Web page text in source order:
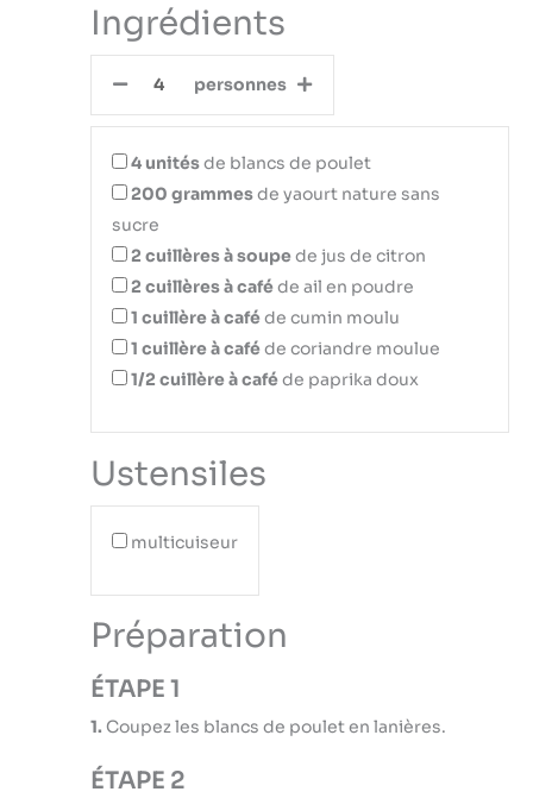
Ingrédients
personnes
4 unitésde blancs de poulet
200 grammesde yaourt nature sans
sucre
2 cuillères à soupede jus de citron
2 cuillères à caféde ail en poudre
1 cuillère à caféde cumin moulu
1 cuillère à caféde coriandre moulue
1/2 cuillère à caféde paprika doux
Ustensiles
multicuiseur
Préparation
ÉTAPE 1
1. Coupez les blancs de poulet en lanières.
ÉTAPE 2